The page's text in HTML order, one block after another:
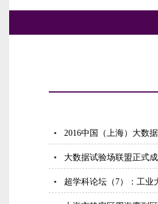
2016中国（上海）大数
大数据试验场联盟正式
超学科论坛（7）：工业